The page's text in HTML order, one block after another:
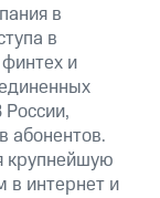
в
в
и
абонентов.
крупнейшую
интернет и